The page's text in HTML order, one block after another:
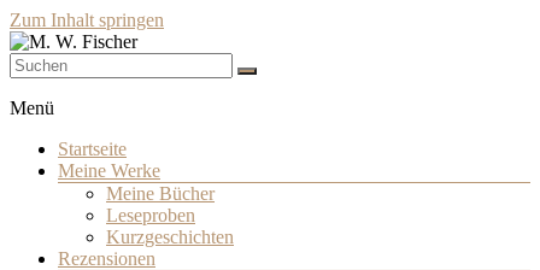
Zum Inhalt springen
Schriftsteller
Menü
Startseite
Meine Werke
Meine Bücher
Leseproben
Kurzgeschichten
Rezensionen